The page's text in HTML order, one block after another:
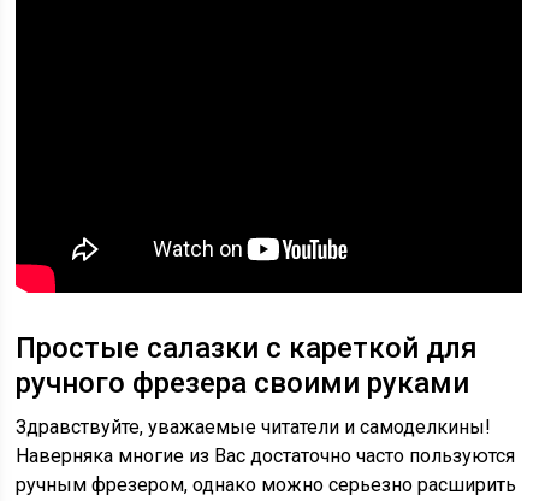
Простые салазки с кареткой для
ручного фрезера своими руками
Здравствуйте, уважаемые читатели и самоделкины!
Наверняка многие из Вас достаточно часто пользуются
ручным фрезером, однако можно серьезно расширить